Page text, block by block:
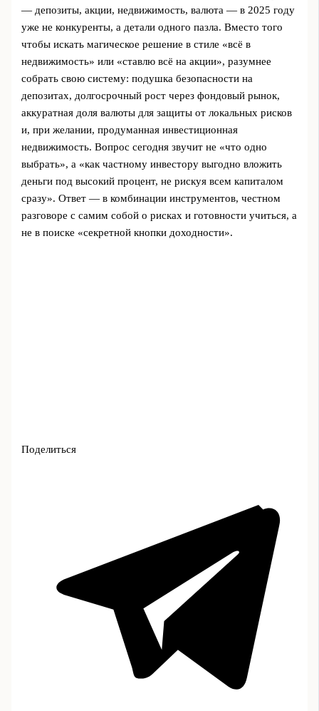
— депозиты, акции, недвижимость, валюта — в 2025 году
уже не конкуренты, а детали одного пазла. Вместо того
чтобы искать магическое решение в стиле «всё в
недвижимость» или «ставлю всё на акции», разумнее
собрать свою систему: подушка безопасности на
депозитах, долгосрочный рост через фондовый рынок,
аккуратная доля валюты для защиты от локальных рисков
и, при желании, продуманная инвестиционная
недвижимость. Вопрос сегодня звучит не «что одно
выбрать», а «как частному инвестору выгодно вложить
деньги под высокий процент, не рискуя всем капиталом
сразу». Ответ — в комбинации инструментов, честном
разговоре с самим собой о рисках и готовности учиться, а
не в поиске «секретной кнопки доходности».
Поделиться